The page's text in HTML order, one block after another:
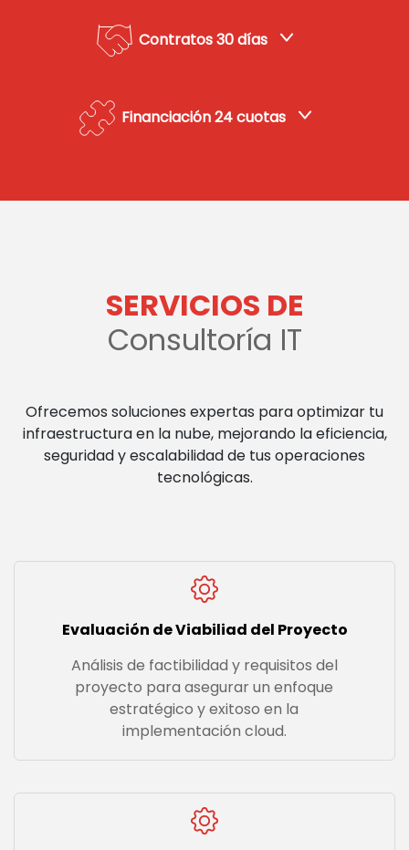
Contratos 30 días
Financiación 24 cuotas
SERVICIOS DE
Consultoría IT
Ofrecemos soluciones expertas para optimizar tu
infraestructura en la nube, mejorando la eficiencia,
seguridad y escalabilidad de tus operaciones
tecnológicas.
Evaluación de Viabiliad del Proyecto
Análisis de factibilidad y requisitos del
proyecto para asegurar un enfoque
estratégico y exitoso en la
implementación cloud.